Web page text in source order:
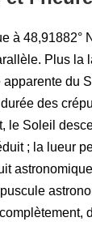
à 48,91882°
Plus la
apparente du
des
le Soleil
; la lueur